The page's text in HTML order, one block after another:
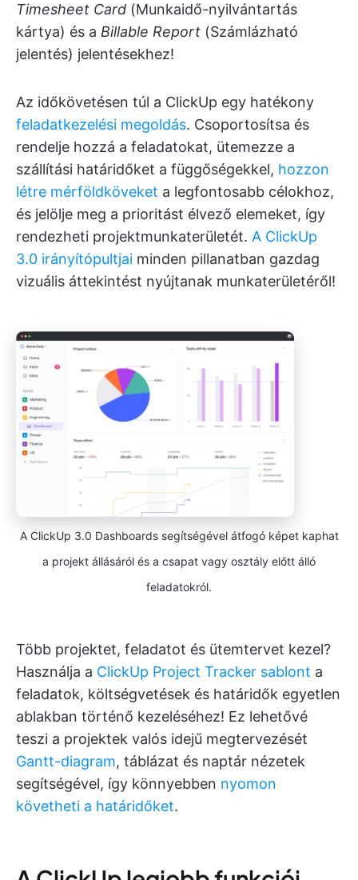
Timesheet Card (Munkaidő-nyilvántartás
kártya) és a Billable Report (Számlázható
jelentés) jelentésekhez!
Az időkövetésen túl a ClickUp egy hatékony
feladatkezelési megoldás. Csoportosítsa és
rendelje hozzá a feladatokat, ütemezze a
szállítási határidőket a függőségekkel, hozzon
létre mérföldköveket a legfontosabb célokhoz,
és jelölje meg a prioritást élvező elemeket, így
rendezheti projektmunkaterületét. A ClickUp
3.0 irányítópultjai minden pillanatban gazdag
vizuális áttekintést nyújtanak munkaterületéről!
A ClickUp 3.0 Dashboards segítségével átfogó képet kaphat
a projekt állásáról és a csapat vagy osztály előtt álló
feladatokról.
Több projektet, feladatot és ütemtervet kezel?
Használja a ClickUp Project Tracker sablont a
feladatok, költségvetések és határidők egyetlen
ablakban történő kezeléséhez! Ez lehetővé
teszi a projektek valós idejű megtervezését
Gantt-diagram, táblázat és naptár nézetek
segítségével, így könnyebben nyomon
követheti a határidőket.